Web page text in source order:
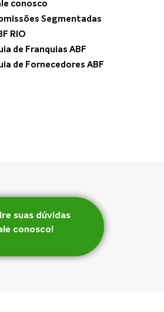
conosco
Segmentadas
RIO
de Franquias ABF
de Fornecedores ABF
suas dúvidas
conosco!